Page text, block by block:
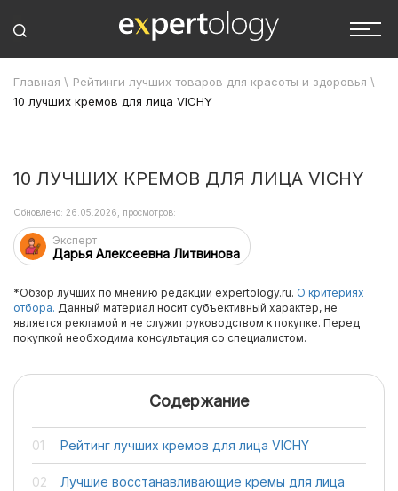
Главная \ Рейтинги лучших товаров для красоты и здоровья \
10 лучших кремов для лица VICHY
10 ЛУЧШИХ КРЕМОВ ДЛЯ ЛИЦА VICHY
Эксперт
Дарья Алексеевна Литвинова
Обновлено: 26.05.2026, просмотров:
*Обзор лучших по мнению редакции expertology.ru. О критериях
отбора. Данный материал носит субъективный характер, не
является рекламой и не служит руководством к покупке. Перед
покупкой необходима консультация со специалистом.
Содержание
Рейтинг лучших кремов для лица VICHY
Лучшие восстанавливающие кремы для лица